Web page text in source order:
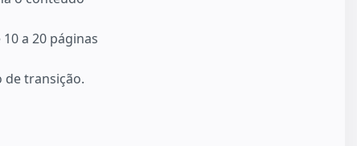
a 20 páginas
de transição.